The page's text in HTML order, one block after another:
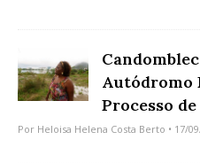
Autódromo
Processo
Por Heloisa Helena Costa Berto • 17/